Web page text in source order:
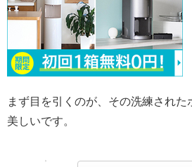
まず目を引くのが、その洗練された
美しいです。